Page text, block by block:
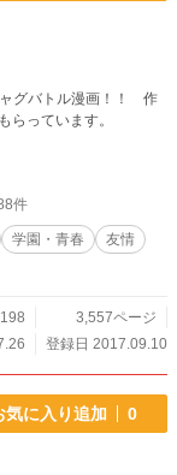
グバトル漫画！！ 作
らっています。
件
学園・青春
友情
3,557ページ
登録日 2017.09.10
気に入り追加 0